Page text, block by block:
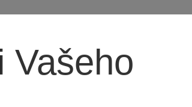
Vašeho